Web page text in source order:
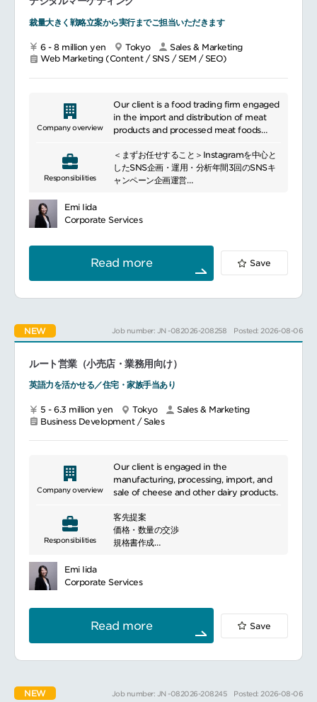
裁量大きく戦略立案から実行までご担当いただきます
6 - 8 million yen Tokyo
Sales & Marketing
Web Marketing (Content / SNS / SEM / SEO)
Company overview
Our client is a food trading firm engaged
in the import and distribution of meat
products and processed meat foods
Responsibilities
＜まずお任せすること＞Instagramを中心と
したSNS企画・運用・分析年間3回のSNSキ
ャンペーン企画運営
ン
（キャスティングは代理店へ依頼をしており
ます）
関東近郊および全国エリアでの販促イベント
企画（頻度は状況に応じて変化します）
案および販売促進施策の推進
海外本社とのMTG、電話対応（英語使用）
Emi Iida
Corporate Services
Read more Save
NEW Job number: JN -082026-208258 Posted: 2026-08-06
ルート営業（小売店・業務用向け）
英語力を活かせる／住宅・家族手当あり
5 - 6.3 million yen Tokyo
Sales & Marketing
Business Development / Sales
Company overview
Our client is engaged in the
manufacturing, processing, import, and
sale of cheese and other dairy products.
Responsibilities
客先提案
価格・数量の交渉
規格書作成
担当先予算作成 等
[小売店向け営業業務]担当するお客様は、国
内の小売店様（スーパーマーケット等）。小
売店の本部（本社）との商談・打合せがメイ
ンです。
ます。
Emi Iida
Corporate Services
Read more Save
NEW Job number: JN -082026-208245 Posted: 2026-08-06